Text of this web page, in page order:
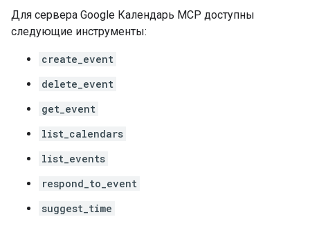
Для сервера Google Календарь MCP доступны
следующие инструменты:
create_event
delete_event
get_event
list_calendars
list_events
respond_to_event
suggest_time